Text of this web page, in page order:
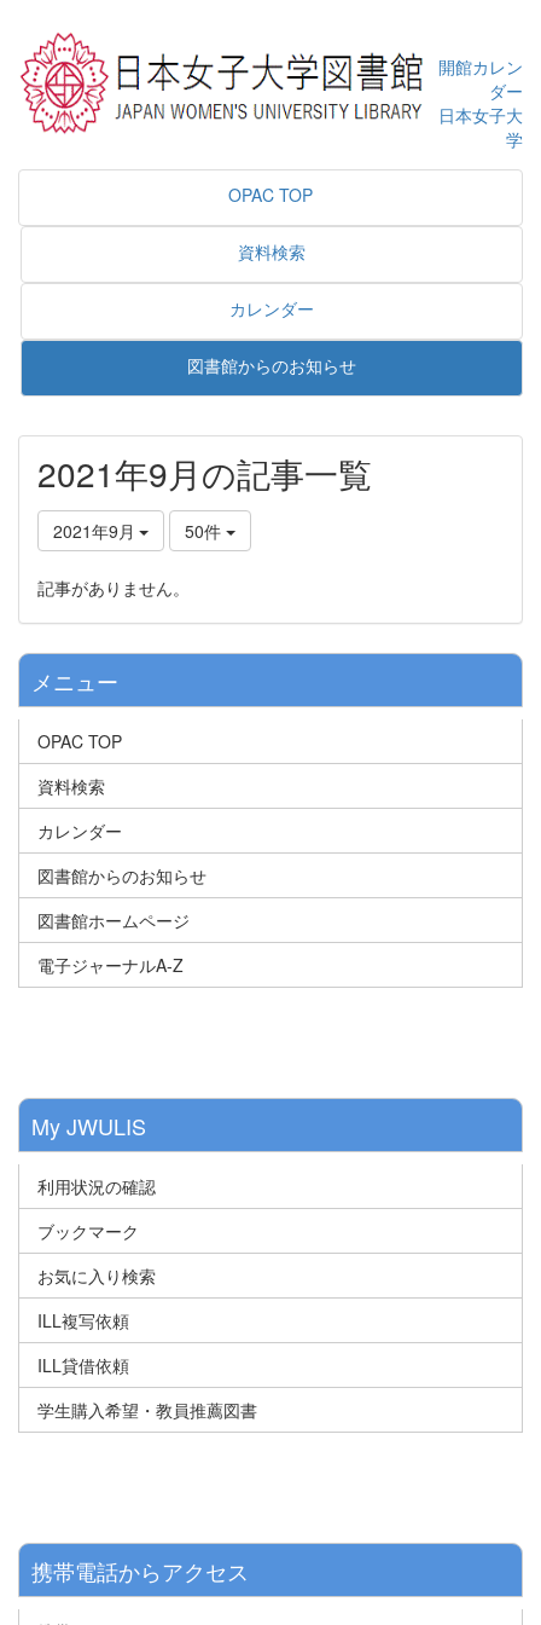
開館カレン
ダー
日本女子大
学
OPAC TOP
資料検索
カレンダー
図書館からのお知らせ
2021年9月の記事一覧
2021年9月 50件
記事がありません。
メニュー
OPAC TOP
資料検索
カレンダー
図書館からのお知らせ
図書館ホームページ
電子ジャーナルA-Z
My JWULIS
利用状況の確認
ブックマーク
お気に入り検索
ILL複写依頼
ILL貸借依頼
学生購入希望・教員推薦図書
携帯電話からアクセス